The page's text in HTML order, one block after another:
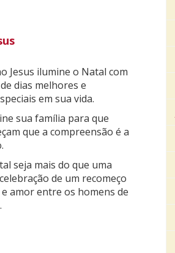
Jesus ilumine o Natal com
dias melhores e
em sua vida.
sua família para que
que a compreensão é a
seja mais do que uma
de um recomeço
amor entre os homens de